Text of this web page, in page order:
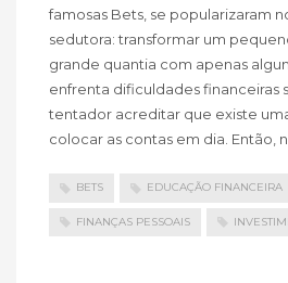
famosas Bets, se popularizaram
sedutora: transformar um
grande quantia com apenas
enfrenta dificuldades financeiras
tentador acreditar que existe
colocar as contas em dia. Então,
BETS EDUCAÇÃO FINANCEIRA
FINANÇAS PESSOAIS